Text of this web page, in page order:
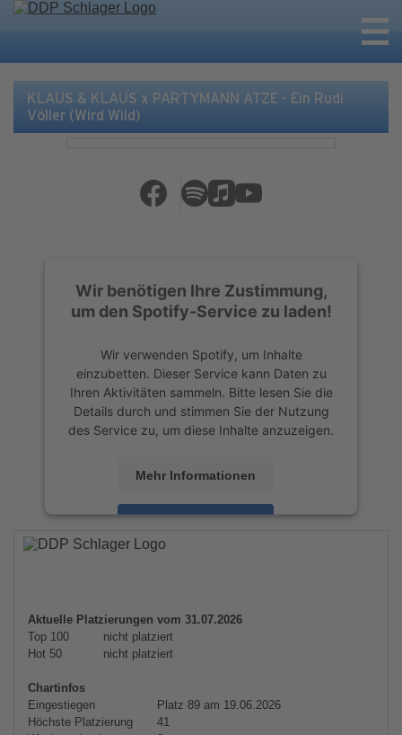
KLAUS & KLAUS x PARTYMANN ATZE - Ein Rudi
Völler (Wird Wild)
Wir benötigen Ihre Zustimmung,
um den Spotify-Service zu laden!
Wir verwenden Spotify, um Inhalte
einzubetten. Dieser Service kann Daten zu
Ihren Aktivitäten sammeln. Bitte lesen Sie die
Details durch und stimmen Sie der Nutzung
des Service zu, um diese Inhalte anzuzeigen.
Mehr Informationen
Akzeptieren
powered by
Aktuelle Platzierungen vom 31.07.2026
Top 100
nicht platziert
Hot 50
nicht platziert
Chartinfos
Eingestiegen
Platz 89 am 19.06.2026
Höchste Platzierung
41